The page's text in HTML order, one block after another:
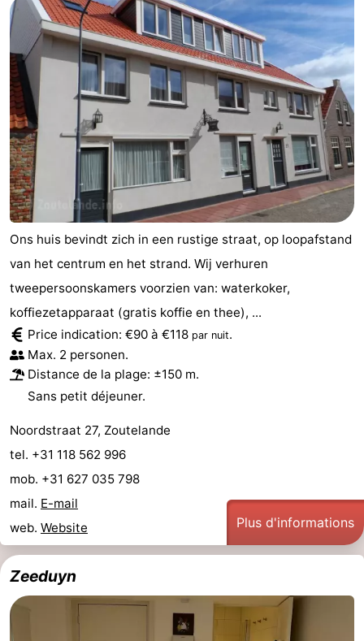
Valkenisse
Zee,
Bos
en
Duin
Hôtels
Last
minutes
Plages
Voir
et
faire
Lieux
d'intérêt
-
Musées
-
Galeries
-
Monuments
-
Églises
-
Phares
Points
vue
Attractions
Terrains
jeux
-
de
jeux
Bowling
Centres
de
Villages
Ons huis bevindt zich in een rustige straat, op loopafstand
van het centrum en het strand. Wij verhuren
tweepersoonskamers voorzien van: waterkoker,
koffiezetapparaat (gratis koffie en thee), ...
Price indication: €90 à €118 par nuit.
Max. 2 personen.
Distance de la plage: ±150 m.
Sans petit déjeuner.
Noordstraat 27, Zoutelande
tel. +31 118 562 996
mob. +31 627 035 798
mail. E-mail
web. Website Plus d'informations
Zeeduyn